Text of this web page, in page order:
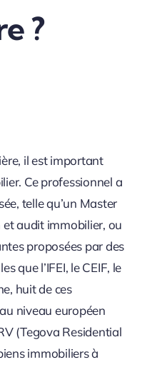
?
il est important
Ce professionnel a
telle qu’un Master
audit immobilier, ou
proposées par des
que l’IFEI, le CEIF, le
huit de ces
niveau européen
(Tegova Residential
immobiliers à